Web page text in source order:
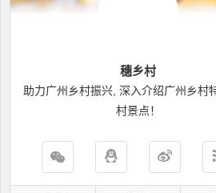
穗乡村
助力广州乡村振兴, 深入介绍广州乡村
村景点！